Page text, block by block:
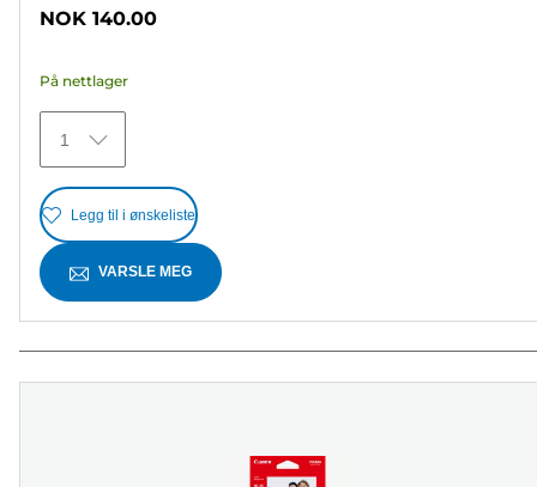
5
15
omtaler
NOK 140.00
På nettlager
1
Legg til i ønskeliste
VARSLE MEG